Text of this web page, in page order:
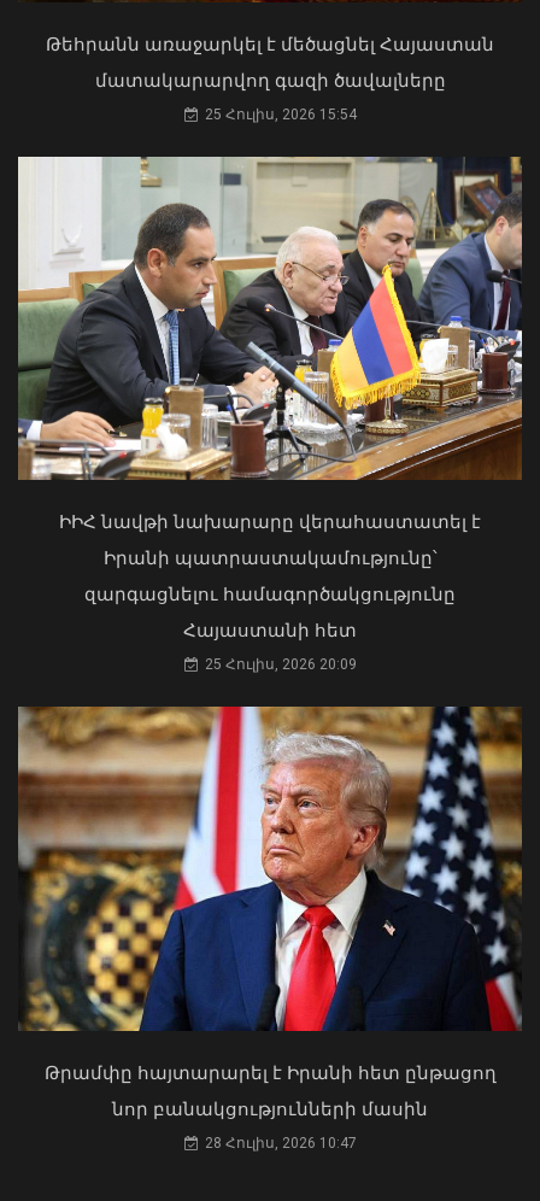
Ռուստամ Բաքոյանը հանդիպել է ՀՀ-
ում Իրաքի գործերի ժամանակավոր
հավատարմատարի հետ
06 Օգոստոս, 2026 20:29
Ծովինար Թադևոսյանը պարգևատրել
է ծառայողական
պարտականությունները
բարեխղճորեն կատարած
ծառայողներին
06 Օգոստոս, 2026 20:17
Բաբաջանյան
31 Հուլիս, 2026 12:08
Մկրտության արարողությունից հետո
Արտաշատում 14 մարդ թունավորման
02 Օգոստոս, 2026 15:06
Երևանի Կենտրոնում պետության
սեփականության իրավունքն է
վերականգնվել 51,9 քմ նկուղային
տարածքի և հողամասի նկատմամբ
31 Հուլիս, 2026 15:26
Թեհրանն առաջարկել է մեծացնել Հայաստան
մատակարարվող գազի ծավալները
25 Հուլիս, 2026 15:54
ԻԻՀ նավթի նախարարը վերահաստատել է
Իրանի պատրաստակամությունը՝
զարգացնելու համագործակցությունը
Հայաստանի հետ
25 Հուլիս, 2026 20:09
Թրամփը հայտարարել է Իրանի հետ ընթացող
նոր բանակցությունների մասին
28 Հուլիս, 2026 10:47